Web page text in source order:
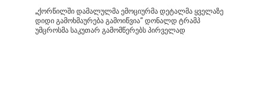
„ქორწილში დამალულმა ემოციურმა დეტალმა ყველაზე
დიდი გამოხმაურება გამოიწვია“ დონალდ ტრამპ
უმცროსმა საკუთარ გამომწერებს პირველად